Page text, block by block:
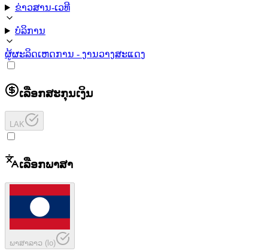
ຂ່າວສານ-ເວທີ
ບໍລິການ
ຜູ້ຜະລິດເຫດການ - ງານວາງສະແດງ
ເລືອກສະກຸນເງິນ
LAK
ເລືອກພາສາ
ພາສາລາວ (lo)